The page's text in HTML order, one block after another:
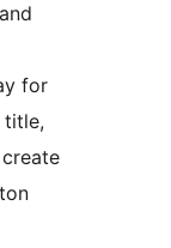
for
title,